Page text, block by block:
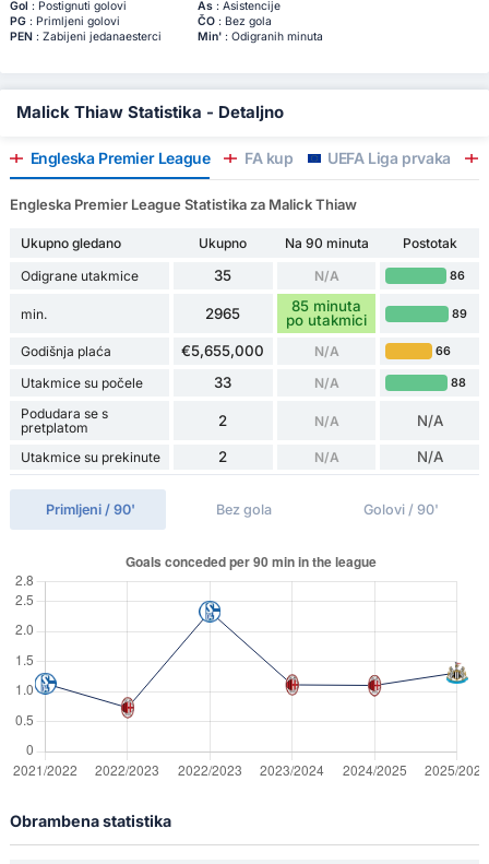
Gol : Postignuti golovi As: Asistencije
PG: Primljeni golovi ČO: Bez gola
PEN : Zabijeni jedanaesterci Min': Odigranih minuta
Malick Thiaw Statistika - Detaljno
Engleska Premier League FA kup UEFA Liga prvaka
Engleska Premier League Statistika za Malick Thiaw
Ukupno gledano Ukupno Na 90 minuta
Postotak
Odigrane utakmice
35 N/A 86
min. 2965
85 minuta
po utakmici
89
Godišnja plaća €5,655,000 N/A 66
Utakmice su počele 33 N/A 88
Podudara se s
pretplatom
2 N/A N/A
Utakmice su prekinute 2 N/A N/A
Primljeni / 90' Bez gola Golovi / 90'
Obrambena statistika